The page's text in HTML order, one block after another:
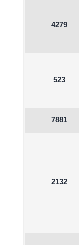
4279
523
7881
2132